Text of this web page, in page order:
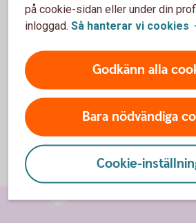
Fastighetslån i SwedbankHypotek
på cookie-sidan eller under din
inloggad. Så hanterar vi cookies
Godkänn alla
Bara nödvändiga
Cookie-